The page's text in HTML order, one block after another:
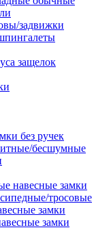
задвижки
защелок
без ручек
бесшумные
навесные замки
тросовые
замки
замки